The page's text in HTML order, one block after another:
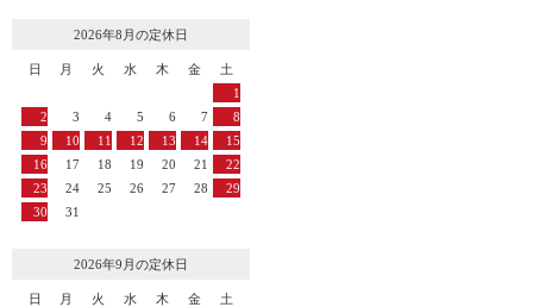
2026年8月の定休日
日 月 火 水 木 金
土
1
2
3 4 5 6 7
8
9
10 11 12 13 14
15
16
17 18 19 20 21
22
23
24 25 26 27 28
29
30
31
2026年9月の定休日
日 月 火 水 木 金
土